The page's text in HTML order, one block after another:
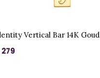
Vertical Bar 14K Goud